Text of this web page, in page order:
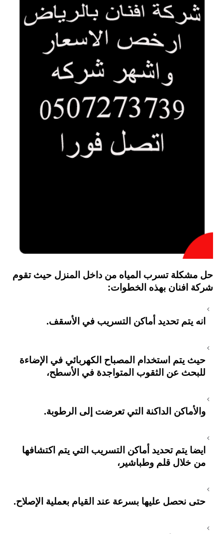
حل مشكلة تسرب المياه من داخل المنزل حيثتقوم
شركة افنان بهذه الخطوات:
انه يتم تحديد أماكن التسريب في الأسقف.
حيث يتم استخدام المصباح الكهربائي في الإضاءة
للبحث عن الثقوب المتواجدة في الأسطح،
والأماكن الداكنة التي تعرضت إلى الرطوبة.
ايضا يتم تحديد أماكن التسريب التي يتم اكتشافها
من خلال قلم وطباشير،
حتى نحصل عليها بسرعة عند القيام بعملية الإصلاح.